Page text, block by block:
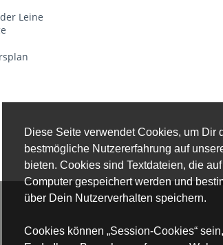
Diese Seite verwendet Cookies, um Dir
bestmögliche Nutzererfahrung auf
bieten. Cookies sind Textdateien, die
Computer gespeichert werden und
über Dein Nutzerverhalten speichern.
Cookies können „Session-Cookies“
Leine